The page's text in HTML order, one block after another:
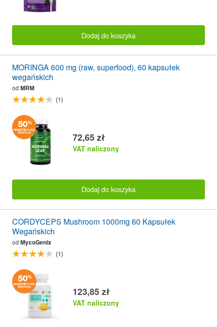
Dodaj do koszyka
MORINGA 600 mg (raw, superfood), 60 kapsułek
wegańskich
od MRM
(1)
72,65 zł
VAT naliczony
Dodaj do koszyka
CORDYCEPS Mushroom 1000mg 60 Kapsułek
Wegańskich
od MycoGenix
(1)
123,85 zł
VAT naliczony